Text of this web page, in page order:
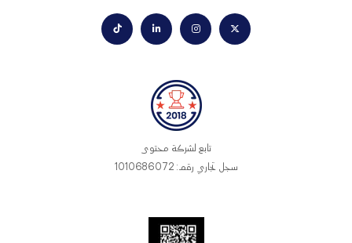
تابع لشركة محتوى
سجل تجاري رقم: 1010686072